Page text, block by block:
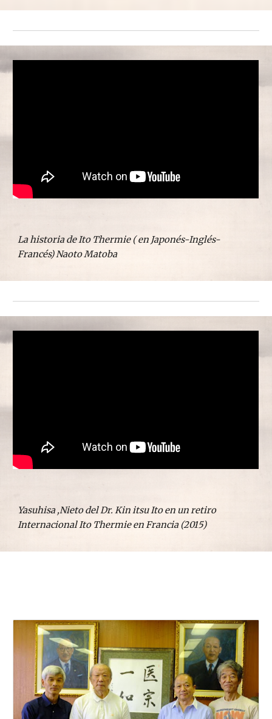
La historia de Ito Thermie ( en Japonés-Inglés-
Francés) Naoto Matoba
Yasuhisa ,Nieto del Dr. Kin itsu Ito en un retiro
Internacional Ito Thermie en Francia (2015)